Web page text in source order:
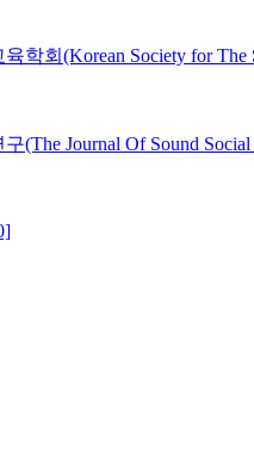
학회(Korean Society for The
(The Journal Of Sound Social